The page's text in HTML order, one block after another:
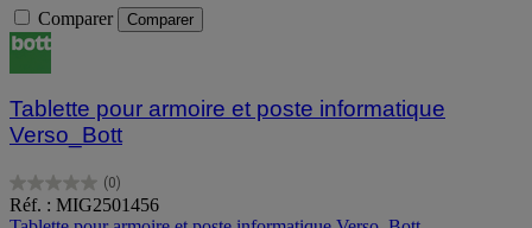
Comparer Comparer
Tablette pour armoire et poste informatique
Verso_Bott
(0)
0.0
sur
Réf. : MIG2501456